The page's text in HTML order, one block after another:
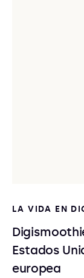
LA VIDA EN
Estados
europea